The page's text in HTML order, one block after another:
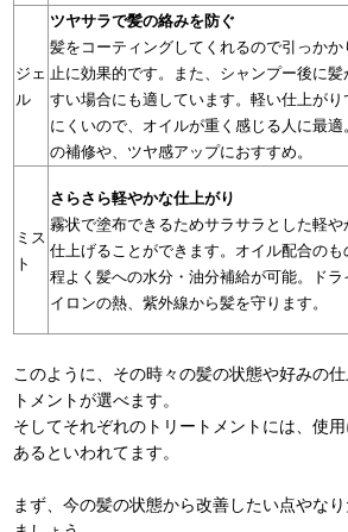
ジェ
ル
ツヤサラで髪の絡みを防ぐ
髪をコーティングしてくれるので引っかか
止に効果的です。また、シャンプー後に
すい場合にも適しています。軽い仕上がり
にくいので、オイルが重く感じる人に最
の補修や、ツヤ感アップにおすすめ。
ミス
ト
さらさら軽やかな仕上がり
霧状で塗布できるためサラサラとした軽や
仕上げることができます。オイル配合のも
程よく髪への水分・油分補給が可能。ドラ
イロンの熱、紫外線から髪を守ります。
このように、その時々の髪の状態や好みの
トメントが選べます。
そしてそれぞれのトリートメントには、使
あるといわれてます。
まず、今の髪の状態から改善したい点やな